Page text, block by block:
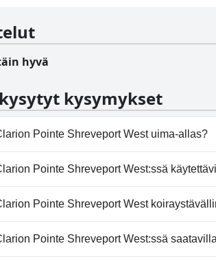
hyvä
kysymykset
Pointe Shreveport West uima-allas?
Pointe Shreveport West:ssä on
Pointe Shreveport West:ssä
Pointe Shreveport West ei tarjoa
Pointe Shreveport West
Pointe Shreveport West toivottaa
Pointe Shreveport West:ssä